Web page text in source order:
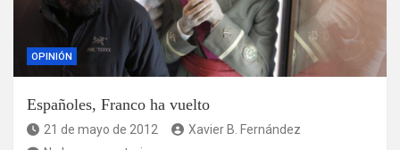
OPINIÓN
Españoles, Franco ha vuelto
21 de mayo de 2012
Xavier B. Fernández